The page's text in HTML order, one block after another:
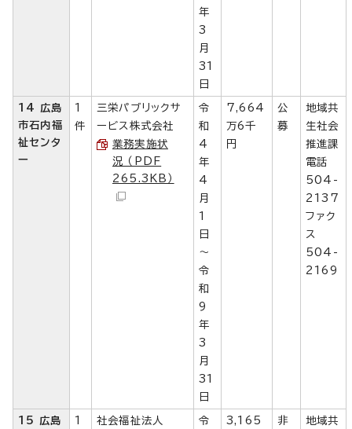
年
3
月
31
日
14 広島
市石内福
祉センタ
ー
1
件
三栄パブリックサ
ービス株式会社
業務実施状
況 （PDF
265.3KB）
令
和
4
年
4
月
1
日
～
令
和
9
年
3
月
31
日
7,664
万6千
円
公
募
地域共
生社会
推進課
電話
504-
2137
ファク
ス
504-
2169
15 広島
1
社会福祉法人
令
3,165
非
地域共